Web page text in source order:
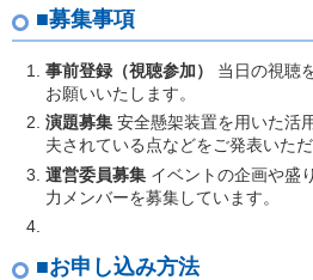
■募集事項
事前登録（視聴参加）
当日の視聴
お願いいたします。
演題募集 安全懸架装置を用いた活
夫されている点などをご発表いた
運営委員募集 イベントの企画や盛
力メンバーを募集しています。
■お申し込み方法